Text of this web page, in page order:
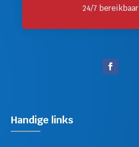
24/7 bereikbaar
Handige links